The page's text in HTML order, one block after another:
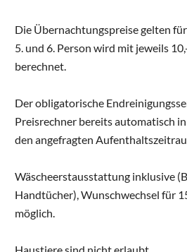
Die Übernachtungspreise gelten
5. und 6. Person wird mit jeweils
berechnet.
Der obligatorische
Preisrechner bereits automatisch
den angefragten
Wäscheerstausstattung inklusive
Handtücher), Wunschwechsel für
möglich.
Haustiere sind nicht erlaubt.